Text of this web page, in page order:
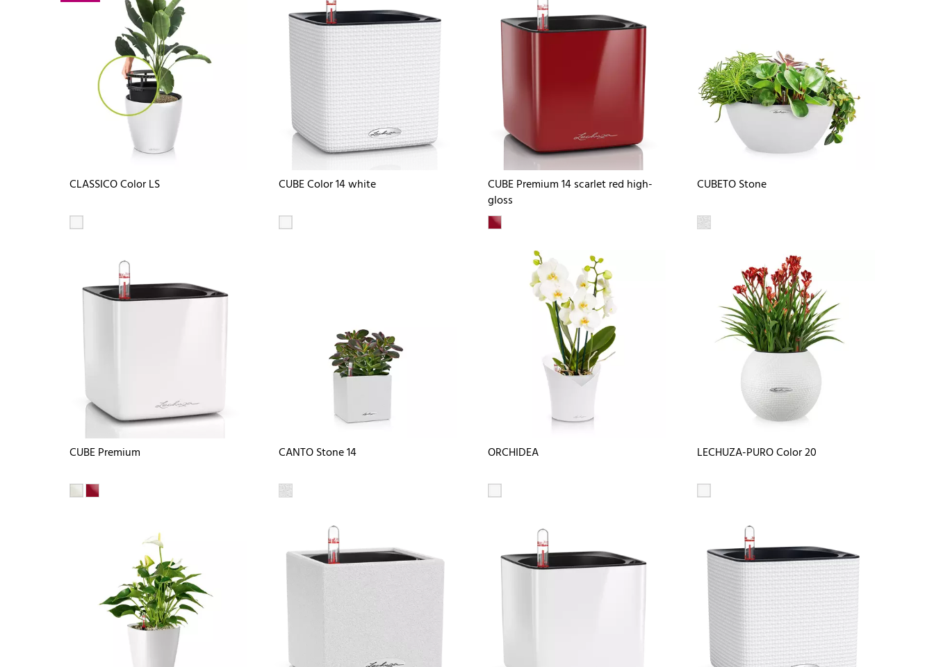
CLASSICO Color LS CUBE Color 14 white
CUBE Premium 14 scarlet red high-
gloss
CUBETO Stone
CUBE Premium CANTO Stone 14 ORCHIDEA LECHUZA-PURO Color 20